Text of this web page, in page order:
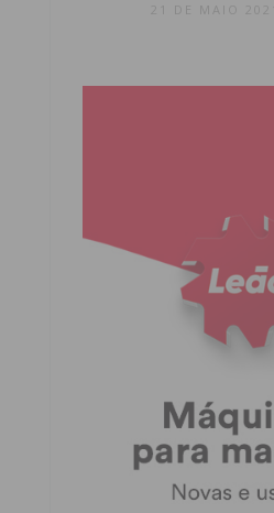
21 DE MAIO 2021